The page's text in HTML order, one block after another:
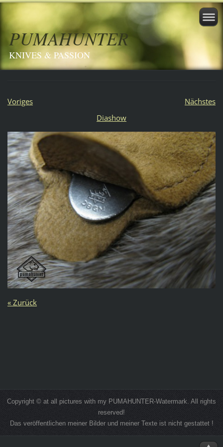
PUMAHUNTER
KNIVES & PASSION
Voriges
Nächstes
Diashow
« Zurück
Copyright © at all pictures with my PUMAHUNTER-Watermark. All rights
reserved!
Das veröffentlichen meiner Bilder und meiner Texte ist nicht gestattet !